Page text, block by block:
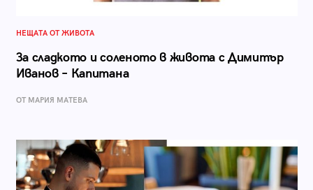
НЕЩАТА ОТ ЖИВОТА
За сладкото и соленото в живота с Димитър
Иванов – Капитана
ОТ МАРИЯ МАТЕВА